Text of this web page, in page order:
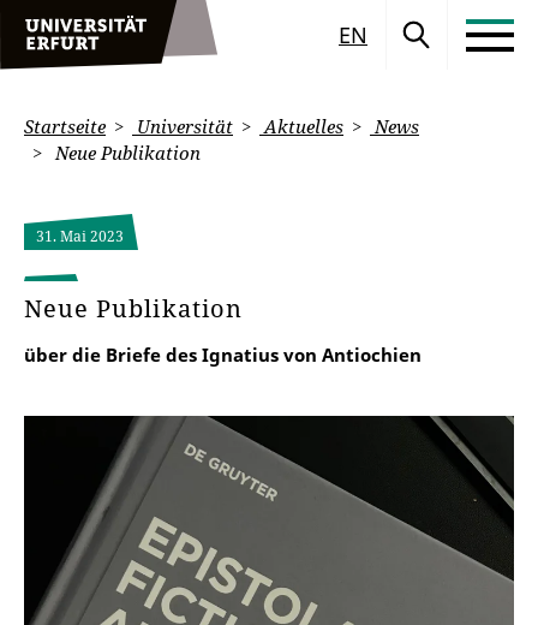
EN
Startseite Universität Aktuelles
News
Neue Publikation
31. Mai 2023
Neue Publikation
über die Briefe des Ignatius von Antiochien